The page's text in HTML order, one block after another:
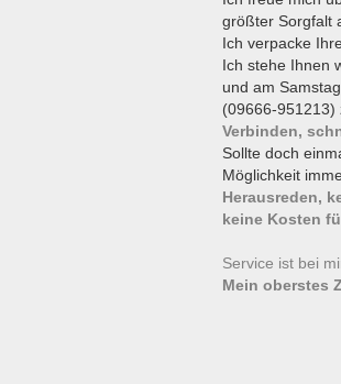
größter Sorgfalt
Ich verpacke
Ich stehe Ihnen
und am
(09666-951213)
Verbinden,
Sollte doch
Möglichkeit
Herausreden,
keine Kosten
Service ist bei
Mein oberstes